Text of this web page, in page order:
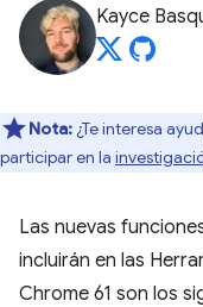
Kayce
Nota: ¿Te interesa
participar en la
Las nuevas
incluirán en las
Chrome 61 son los